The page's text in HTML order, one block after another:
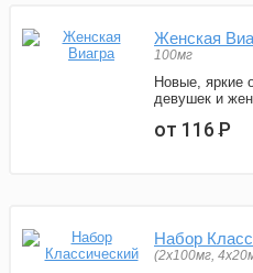
Женская
100мг
Новые, яркие
девушек и
от 116Р
Набор
(2x100мг,